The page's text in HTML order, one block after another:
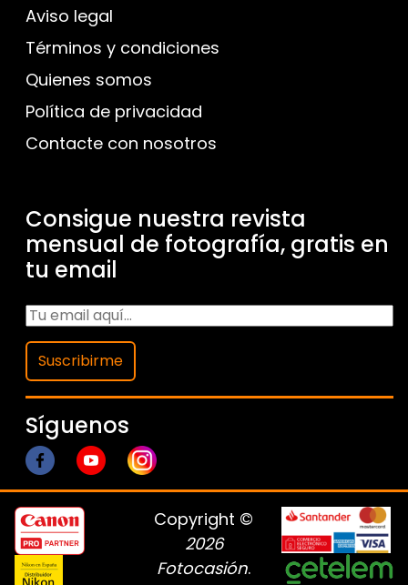
Aviso legal
Términos y condiciones
Quienes somos
Política de privacidad
Contacte con nosotros
Consigue nuestra revista
mensual de fotografía, gratis en
tu email
Suscribirme
Síguenos
Copyright ©
2026
Fotocasión.